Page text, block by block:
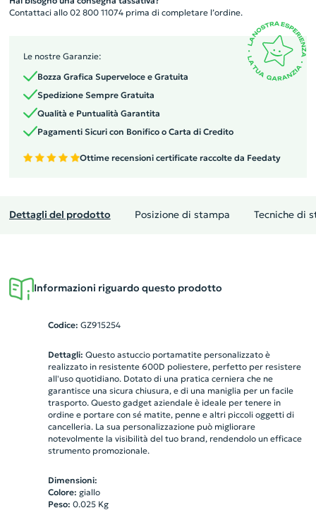
Contattaci allo 02 800 11074 prima di completare l’ordine.
Le nostre Garanzie:
Bozza Grafica Superveloce e Gratuita
Spedizione Sempre Gratuita
Qualità e Puntualità Garantita
Pagamenti Sicuri con Bonifico o Carta di Credito
Ottime recensioni certificate raccolte da Feedaty
Dettagli del prodotto Posizione di stampa Tecniche di
Informazioni riguardo questo prodotto
Codice: GZ915254
Dettagli: Questo astuccio portamatite personalizzato è
realizzato in resistente 600D poliestere, perfetto per resistere
all'uso quotidiano. Dotato di una pratica cerniera che ne
garantisce una sicura chiusura, e di una maniglia per un facile
trasporto. Questo gadget aziendale è ideale per tenere in
ordine e portare con sé matite, penne e altri piccoli oggetti di
cancelleria. La sua personalizzazione può migliorare
notevolmente la visibilità del tuo brand, rendendolo un efficace
strumento promozionale.
Dimensioni:
Colore: giallo
Peso: 0.025Kg